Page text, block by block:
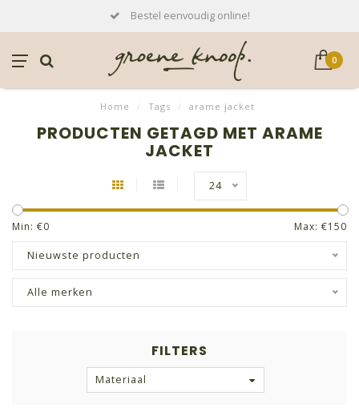
Bestel eenvoudig online!
0
Home / Tags / arame jacket
PRODUCTEN GETAGD MET ARAME
JACKET
24
Min: €0 Max: €150
Nieuwste producten
Alle merken
FILTERS
Materiaal